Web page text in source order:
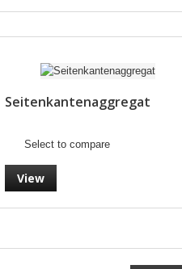
Seitenkantenaggregat
Select to compare
View